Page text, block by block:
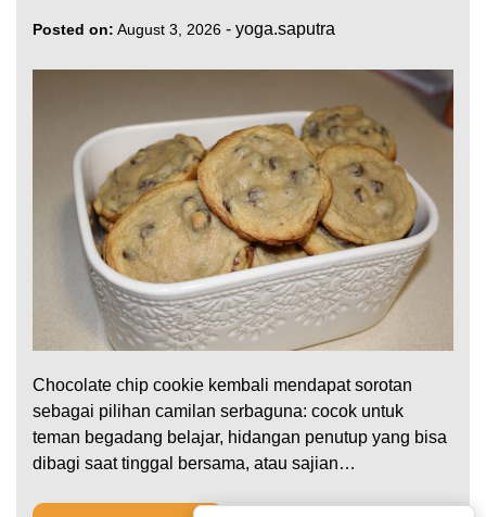
Posted on: August 3, 2026 - yoga.saputra
Chocolate chip cookie kembali mendapat sorotan
sebagai pilihan camilan serbaguna: cocok untuk
teman begadang belajar, hidangan penutup yang bisa
dibagi saat tinggal bersama, atau sajian…